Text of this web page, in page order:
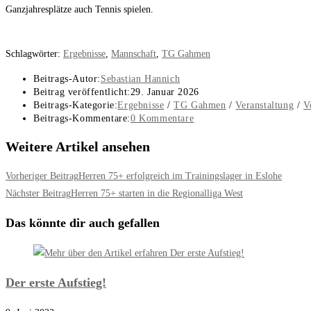
Ganzjahresplätze auch Tennis spielen.
Schlagwörter: Ergebnisse, Mannschaft, TG Gahmen
Beitrags-Autor: Sebastian Hannich
Beitrag veröffentlicht:29. Januar 2026
Beitrags-Kategorie:Ergebnisse / TG Gahmen / Veranstaltung /
Beitrags-Kommentare:0 Kommentare
Weitere Artikel ansehen
Vorheriger BeitragHerren 75+ erfolgreich im Trainingslager in Eslohe
Nächster BeitragHerren 75+ starten in die Regionalliga West
Das könnte dir auch gefallen
Der erste Aufstieg!